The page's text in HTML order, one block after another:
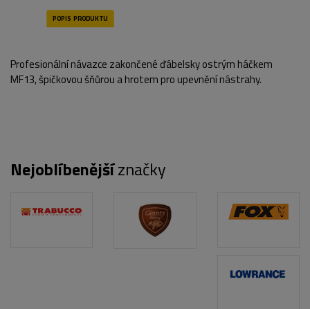
Profesionální návazce zakončené ďábelsky ostrým háčkem
MF13, špičkovou šňůrou a hrotem pro upevnění nástrahy.
Nejoblíbenějšíznačky